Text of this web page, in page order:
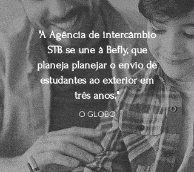
"A Agência de intercâmbio
STB se une à Befly, que
planeja planejar o envio de
estudantes ao exterior em
três anos."
O GLOBO